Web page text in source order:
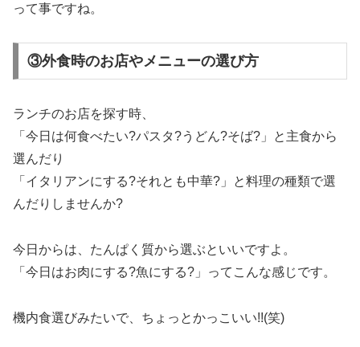
って事ですね。
③外食時のお店やメニューの選び方
ランチのお店を探す時、
「今日は何食べたい?パスタ?うどん?そば?」と主食から
選んだり
「イタリアンにする?それとも中華?」と料理の種類で選
んだりしませんか?
今日からは、たんぱく質から選ぶといいですよ。
「今日はお肉にする?魚にする?」ってこんな感じです。
機内食選びみたいで、ちょっとかっこいい!!(笑)